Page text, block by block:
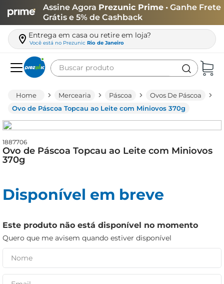
Assine Agora Prezunic Prime • Ganhe Frete
Grátis e 5% de Cashback
Entrega em casa ou retire em loja?
Você está no Prezunic Rio de Janeiro
Buscar produto
Mercearia Páscoa
Ovos De Páscoa
Ovo de Páscoa Topcau ao Leite com Miniovos 370g
1887706
Ovo de Páscoa Topcau ao Leite com Miniovos
370g
Disponível em breve
Este produto não está disponível no momento
Quero que me avisem quando estiver disponível
leite
queijo
azeite
cerveja
iogurte
papel higiênico